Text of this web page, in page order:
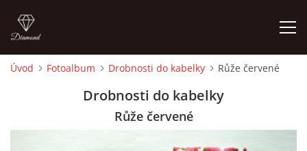
Úvod Fotoalbum Drobnosti do kabelky Růže červené
Drobnosti do kabelky
Růže červené